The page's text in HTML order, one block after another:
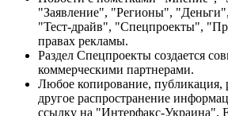
"Заявление", "Регионы",
"Тест-драйв", "Спецпроекты",
правах рекламы.
Раздел Спецпроекты создается
коммерческими партнерами.
Любое копирование, публикация,
другое распространение
ссылку на "Интерфакс-Украина",